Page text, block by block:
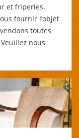
et friperies.
fournir l’objet
toutes
nous